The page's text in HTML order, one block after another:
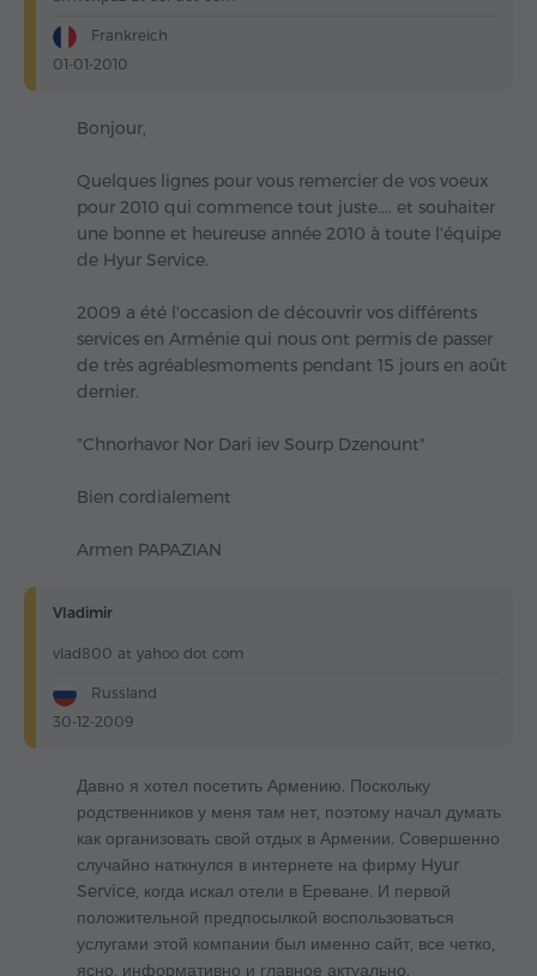
Frankreich
01-01-2010
Bonjour,
Quelques lignes pour vous remercier de vos voeux
pour 2010 qui commence tout juste.... et souhaiter
une bonne et heureuse année 2010 à toute l'équipe
de Hyur Service.
2009 a été l'occasion de découvrir vos différents
services en Arménie qui nous ont permis de passer
de très agréablesmoments pendant 15 jours en août
dernier.
"Chnorhavor Nor Dari iev Sourp Dzenount"
Bien cordialement
Armen PAPAZIAN
Vladimir
vlad800 at yahoo dot com
Russland
30-12-2009
Давно я хотел посетить Армению. Поскольку
родственников у меня там нет, поэтому начал думать
как организовать свой отдых в Армении. Совершенно
случайно наткнулся в интернете на фирму Hyur
Service, когда искал отели в Ереване. И первой
положительной предпосылкой воспользоваться
услугами этой компании был именно сайт, все четко,
ясно, информативно и главное актуально.